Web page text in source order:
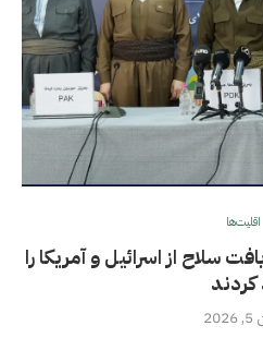
اقلیت‌ها
سلاح از اسرائیل و آمریکا را
کردند